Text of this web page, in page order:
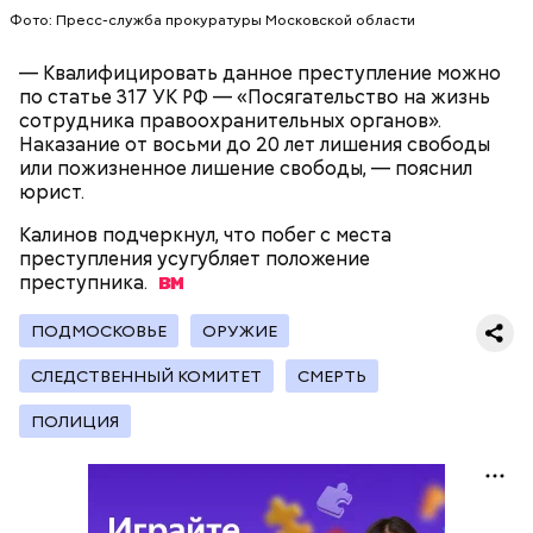
Фото: Пресс-служба прокуратуры Московской области
— Квалифицировать данное преступление можно
по статье 317 УК РФ — «Посягательство на жизнь
сотрудника правоохранительных органов».
Наказание от восьми до 20 лет лишения свободы
или пожизненное лишение свободы, — пояснил
юрист.
Калинов подчеркнул, что побег с места
преступления усугубляет положение
преступника.
ПОДМОСКОВЬЕ ОРУЖИЕ
СЛЕДСТВЕННЫЙ КОМИТЕТ СМЕРТЬ
ПОЛИЦИЯ
Стражи порядка отправились в село Чанко, где
может скрываться вероятный злоумышленник.
Параллельно с этим в Махачкале объявлен план
«Перехват». Въезд и выезд в город перекрыты.
Помимо этого, полицейские патрулируют улицы,
железнодорожный вокзал и аэропорт.
— Все дети содержались в нормальных условиях.
При этом женщина часто уезжала из дома и
Примечательно и то, что 12 детей, которые
находились на иждивении у подозреваемой,
имеют инвалидность.